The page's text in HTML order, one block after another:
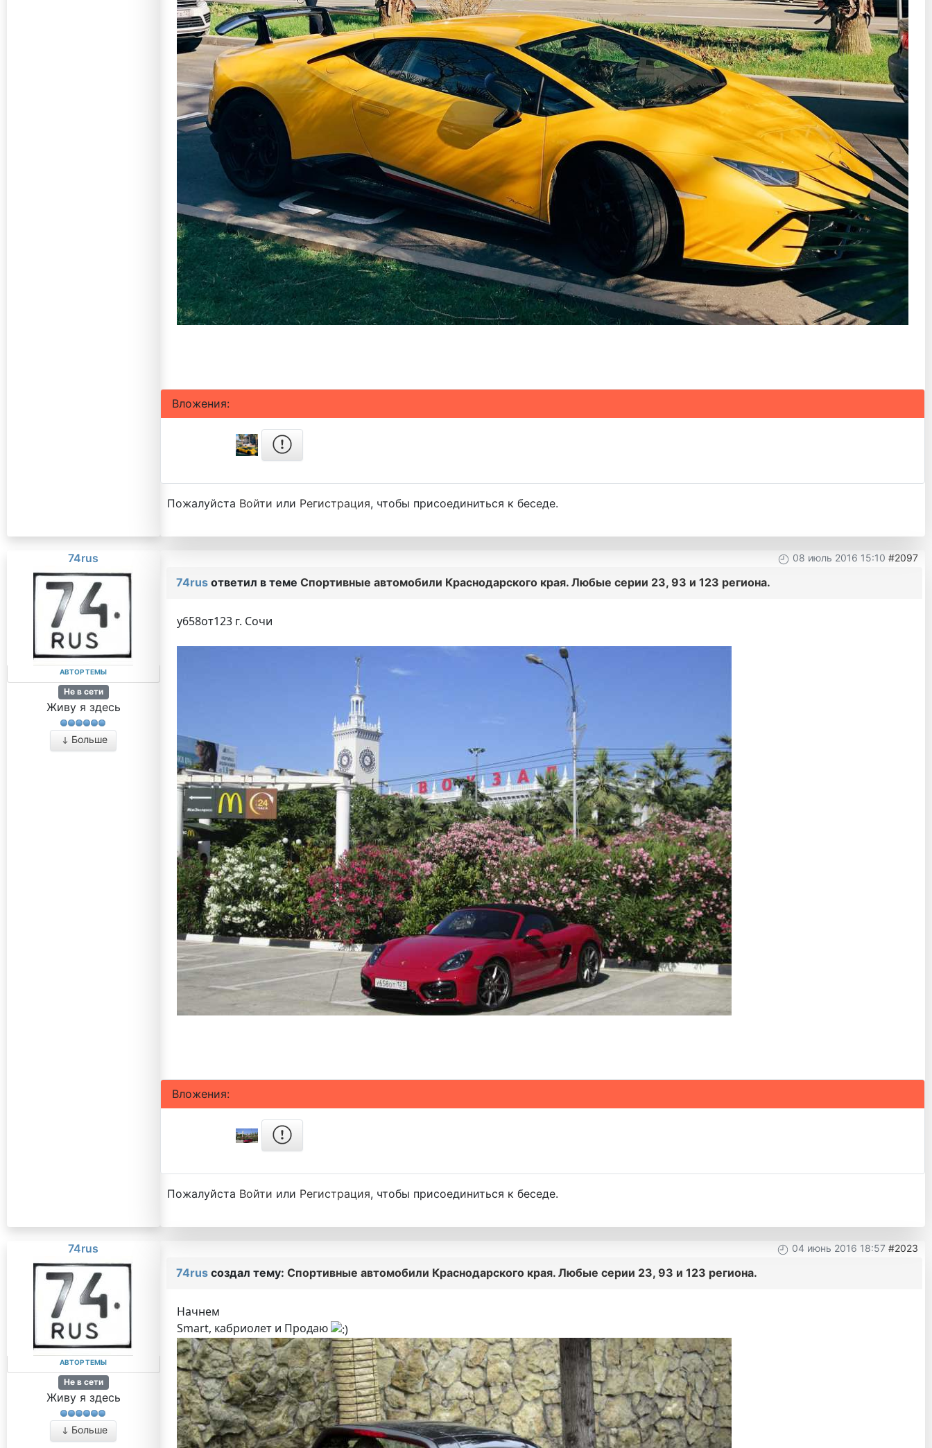
Вложения:
Пожалуйста Войти или Регистрация, чтобы присоединиться к беседе.
74rus
АВТОР ТЕМЫ
Не в сети
Живу я здесь
Больше
08 июль 2016 15:10 #2097
74rusответил в теме Спортивные автомобили Краснодарского края. Любые серии 23, 93 и 123 региона.
у658от123 г. Сочи
Вложения:
Пожалуйста Войти или Регистрация, чтобы присоединиться к беседе.
74rus
АВТОР ТЕМЫ
Не в сети
Живу я здесь
Больше
04 июнь 2016 18:57 #2023
74rusсоздал тему: Спортивные автомобили Краснодарского края. Любые серии 23, 93 и 123 региона.
Начнем
Smart, кабриолет и Продаю